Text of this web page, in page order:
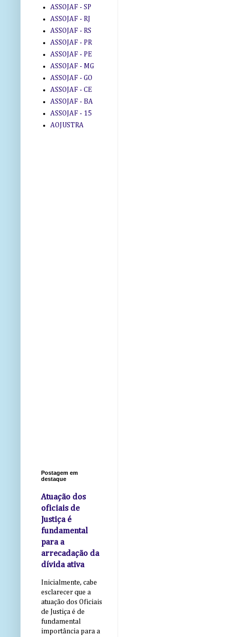
ASSOJAF - SP
ASSOJAF - RJ
ASSOJAF - RS
ASSOJAF - PR
ASSOJAF - PE
ASSOJAF - MG
ASSOJAF - GO
ASSOJAF - CE
ASSOJAF - BA
ASSOJAF - 15
AOJUSTRA
Postagem em
destaque
Atuação dos
oficiais de
Justiça é
fundamental
para a
arrecadação da
dívida ativa
Inicialmente, cabe
esclarecer que a
atuação dos Oficiais
de Justiça é de
fundamental
importância para a